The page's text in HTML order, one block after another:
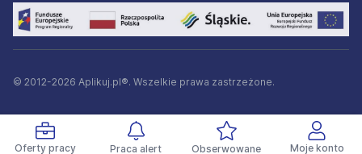
Oferty pracy Praca alert Obserwowane Moje konto
© 2012-2026 Aplikuj.pl®. Wszelkie prawa zastrzeżone.